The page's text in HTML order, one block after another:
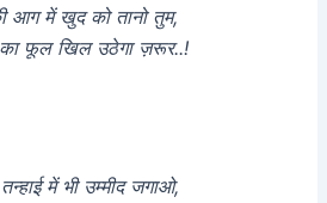
आग में खुद को तानो तुम,
फूल खिल उठेगा ज़रूर..!
में भी उम्मीद जगाओ,